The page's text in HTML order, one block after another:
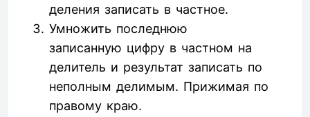
деления записать в частное.
Умножить последнюю
записанную цифру в частном на
делитель и результат записать по
неполным делимым. Прижимая по
правому краю.